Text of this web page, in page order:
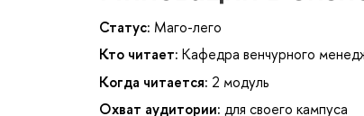
Статус: Маго-лего
Кто читает: Кафедра венчурного
Когда читается: 2 модуль
Охват аудитории: для своего кампуса